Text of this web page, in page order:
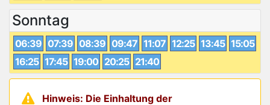
Sonntag
06:39 07:39 08:39 09:47 11:07 12:25 13:45 15:05
16:25 17:45 19:00 20:25 21:40
Hinweis: Die Einhaltung der